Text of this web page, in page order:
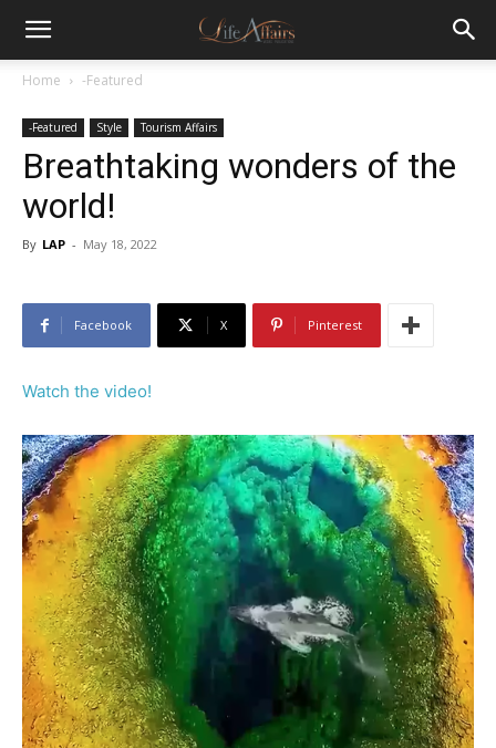
Home -Featured
-Featured Style Tourism Affairs
Breathtaking wonders of the
world!
By LAP - May 18, 2022
Facebook X Pinterest
Watch the video!